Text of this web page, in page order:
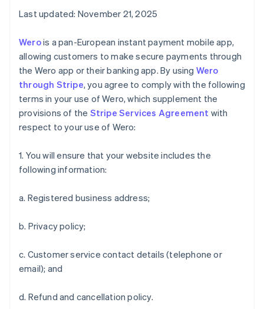
Last updated: November 21, 2025
Werois a pan-European instant payment mobile app,
allowing customers to make secure payments through
the Wero app or their banking app. By using Wero
through Stripe, you agree to comply with the following
terms in your use of Wero, which supplement the
provisions of the Stripe Services Agreement with
respect to your use of Wero:
1. You will ensure that your website includes the
following information:
a. Registered business address;
b. Privacy policy;
c. Customer service contact details (telephone or
email); and
d. Refund and cancellation policy.
PortuguêsEnglish
Canada
EnglishFrançais
Chine continentale
简体中文English
Chypre
Croatie
EnglishItaliano
English
Émirats arabes unis
Espagne
English
EnglishEspañol简体中文
Finlande
FrançaisEnglish